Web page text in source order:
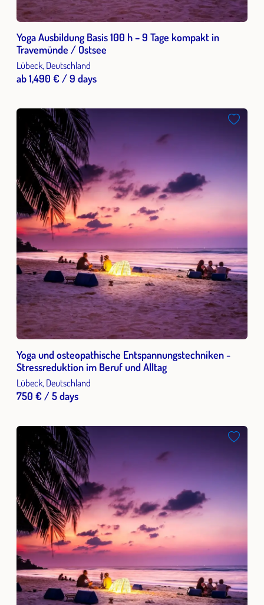
Yoga Ausbildung Basis 100 h – 9 Tage kompakt in
Travemünde / Ostsee
Lübeck, Deutschland
ab 1,490 € / 9 days
Yoga und osteopathische Entspannungstechniken -
Stressreduktion im Beruf und Alltag
Lübeck, Deutschland
750 € / 5 days